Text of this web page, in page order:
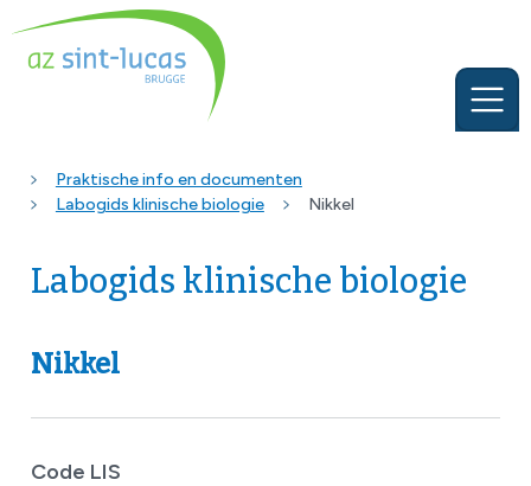
Praktische info en documenten
Labogids klinische biologie
Nikkel
Labogids klinische biologie
Nikkel
Code LIS